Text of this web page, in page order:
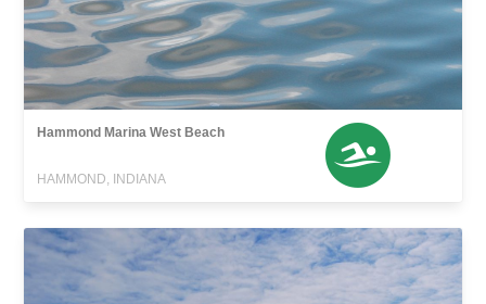
Hammond Marina West Beach
HAMMOND, INDIANA